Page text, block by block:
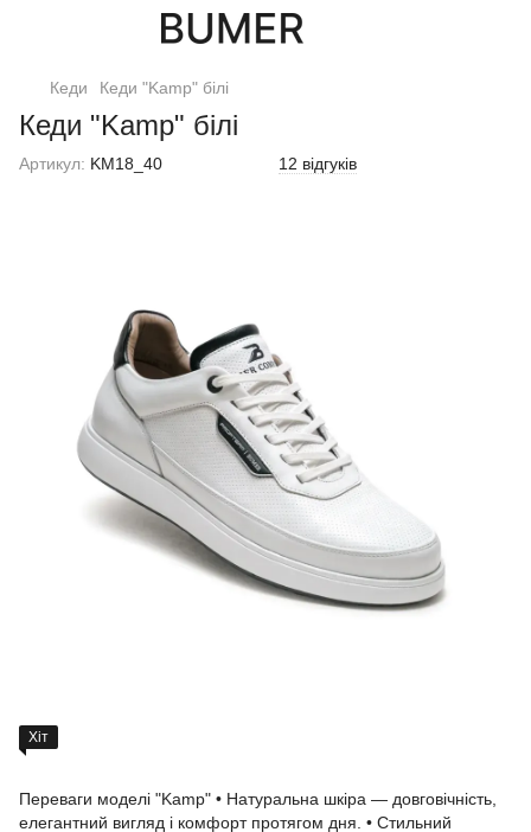
Кеди Кеди "Kamp" білі
Кеди "Kamp" білі
Артикул: KM18_40 12 відгуків
Хіт
Переваги моделі "Kamp" • Натуральна шкіра — довговічність,
елегантний вигляд і комфорт протягом дня. • Стильний